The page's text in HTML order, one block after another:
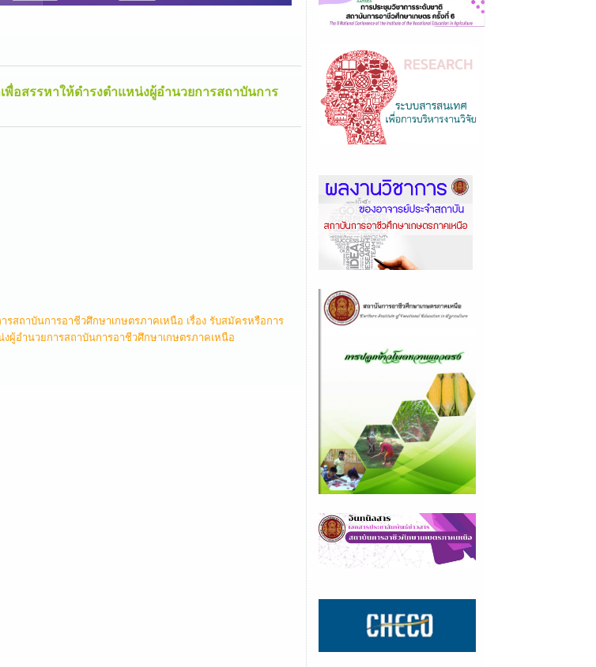
อสรรหาให้ดำรงตำแหน่งผู้อำนวยการสถาบันการ
สถาบันการอาชีวศึกษาเกษตรภาคเหนือ เรื่อง รับสมัครหรือการ
ผู้อำนวยการสถาบันการอาชีวศึกษาเกษตรภาคเหนือ